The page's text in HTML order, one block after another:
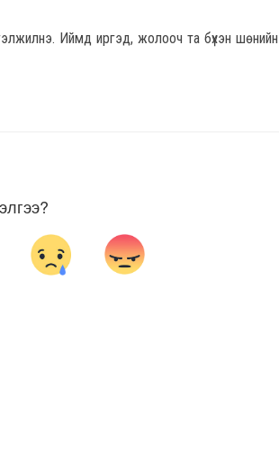
Иймд иргэд, жолооч та бүхэн шөнийн